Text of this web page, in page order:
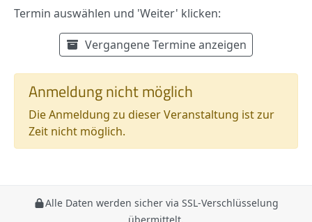
Termin auswählen und 'Weiter' klicken:
Termin auswählen:
Verfügbare TermineVergangene Termine anzeigen
Preisinformationen
Anmeldung nicht möglich
Die Anmeldung zu dieser Veranstaltung ist zur
Zeit nicht möglich.
Alle Daten werden sicher via SSL-Verschlüsselung